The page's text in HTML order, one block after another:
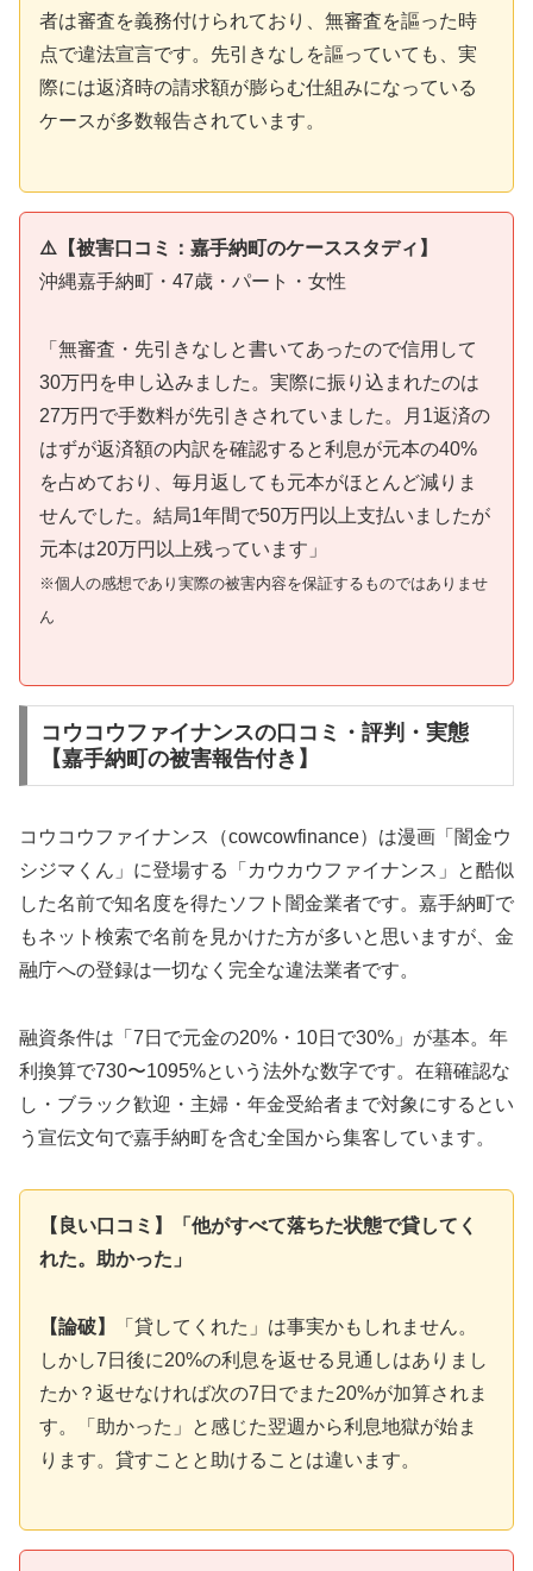
者は審査を義務付けられており、無審査を謳った時
点で違法宣言です。先引きなしを謳っていても、実
際には返済時の請求額が膨らむ仕組みになっている
ケースが多数報告されています。
⚠️【被害口コミ：嘉手納町のケーススタディ】
沖縄嘉手納町・47歳・パート・女性
「無審査・先引きなしと書いてあったので信用して
30万円を申し込みました。実際に振り込まれたのは
27万円で手数料が先引きされていました。月1返済の
はずが返済額の内訳を確認すると利息が元本の40%
を占めており、毎月返しても元本がほとんど減りま
せんでした。結局1年間で50万円以上支払いましたが
元本は20万円以上残っています」
※個人の感想であり実際の被害内容を保証するものではありませ
ん
コウコウファイナンスの口コミ・評判・実態
【嘉手納町の被害報告付き】
コウコウファイナンス（cowcowfinance）は漫画「闇金ウ
シジマくん」に登場する「カウカウファイナンス」と酷似
した名前で知名度を得たソフト闇金業者です。嘉手納町で
もネット検索で名前を見かけた方が多いと思いますが、金
融庁への登録は一切なく完全な違法業者です。
融資条件は「7日で元金の20%・10日で30%」が基本。年
利換算で730〜1095%という法外な数字です。在籍確認な
し・ブラック歓迎・主婦・年金受給者まで対象にするとい
う宣伝文句で嘉手納町を含む全国から集客しています。
【良い口コミ】「他がすべて落ちた状態で貸してく
れた。助かった」
【論破】
「貸してくれた」は事実かもしれません。
しかし7日後に20%の利息を返せる見通しはありまし
たか？返せなければ次の7日でまた20%が加算されま
す。「助かった」と感じた翌週から利息地獄が始ま
ります。貸すことと助けることは違います。